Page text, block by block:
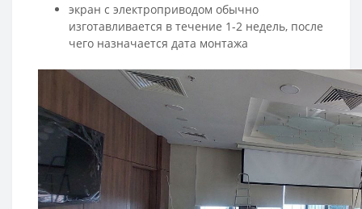
экран с электроприводом обычно
изготавливается в течение 1-2 недель, после
чего назначается дата монтажа